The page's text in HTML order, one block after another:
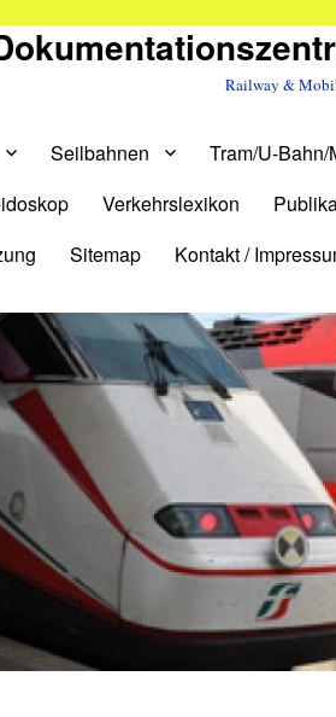
Railway &
Seilbahnen Tram/U-Bahn/
Verkehrslexikon
Sitemap Kontakt /